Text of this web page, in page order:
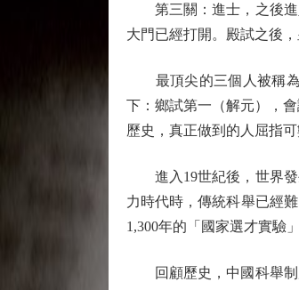
第三關：進士，之後進
大門已經打開。殿試之後
最頂尖的三個人被稱為
下：鄉試第一（解元），
歷史，真正做到的人屈指可
進入19世紀後，世界發
力時代時，傳統科舉已經
1,300年的「國家選才實驗
回顧歷史，中國科舉制